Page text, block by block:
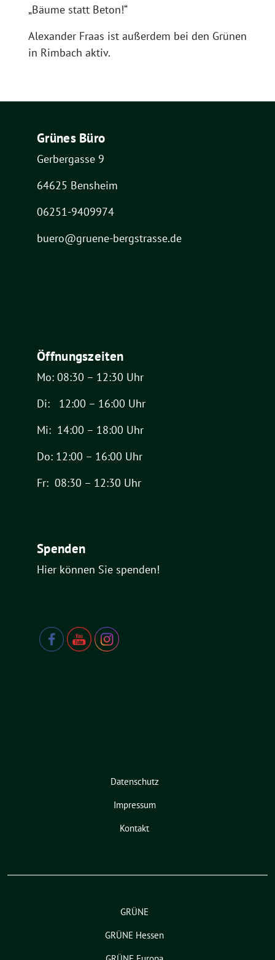
„Bäume statt Beton!“
Alexander Fraas ist außerdem bei den Grünen
in Rimbach aktiv.
Grünes Büro
Gerbergasse 9
64625 Bensheim
06251-9409974
buero@gruene-bergstrasse.de
Öffnungszeiten
Mo: 08:30 – 12:30 Uhr
Di: 12:00 – 16:00 Uhr
Mi: 14:00 – 18:00 Uhr
Do: 12:00 – 16:00 Uhr
Fr: 08:30 – 12:30 Uhr
Spenden
Hier können Sie spenden!
Datenschutz
Impressum
Kontakt
GRÜNE
GRÜNE Hessen